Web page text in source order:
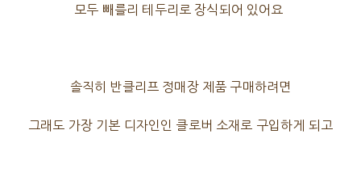
모두 빼를리 테두리로 장식되어 있어요
솔직히 반클리프 정매장 제품 구매하려면
그래도 가장 기본 디자인인 클로버 소재로 구입하게 되고